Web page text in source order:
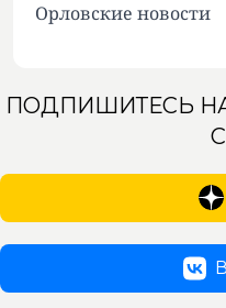
Орловские новости
ПОДПИШИТЕСЬ